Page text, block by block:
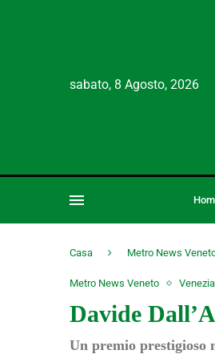
sabato, 8 Agosto, 2026
Casa Metro News
Metro News Veneto Venezia
Davide
Un premio prestigioso